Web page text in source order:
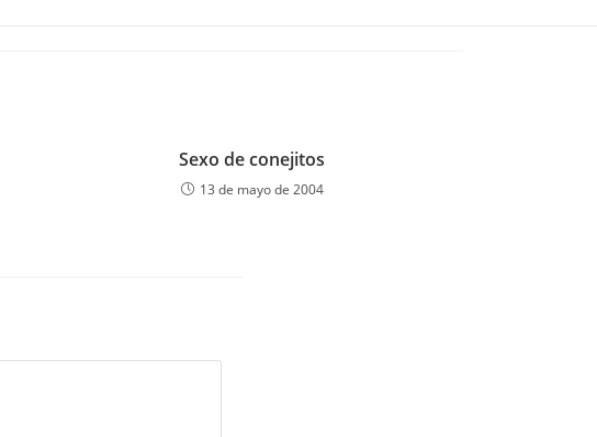
Sexo de conejitos
13 de mayo de 2004